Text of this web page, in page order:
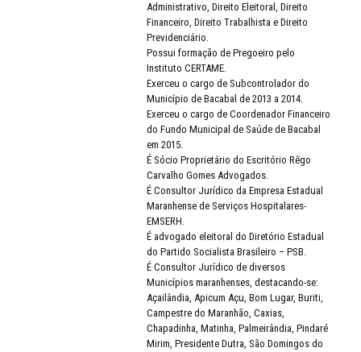
Administrativo, Direito Eleitoral, Direito
Financeiro, Direito Trabalhista e Direito
Previdenciário.
Possui formação de Pregoeiro pelo
Instituto CERTAME.
Exerceu o cargo de Subcontrolador do
Município de Bacabal de 2013 a 2014.
Exerceu o cargo de Coordenador Financeiro
do Fundo Municipal de Saúde de Bacabal
em 2015.
É Sócio Proprietário do Escritório Rêgo
Carvalho Gomes Advogados.
É Consultor Jurídico da Empresa Estadual
Maranhense de Serviços Hospitalares-
EMSERH.
É advogado eleitoral do Diretório Estadual
do Partido Socialista Brasileiro – PSB.
É Consultor Jurídico de diversos
Municípios maranhenses, destacando-se:
Açailândia, Apicum Açu, Bom Lugar, Buriti,
Campestre do Maranhão, Caxias,
Chapadinha, Matinha, Palmeirândia, Pindaré
Mirim, Presidente Dutra, São Domingos do